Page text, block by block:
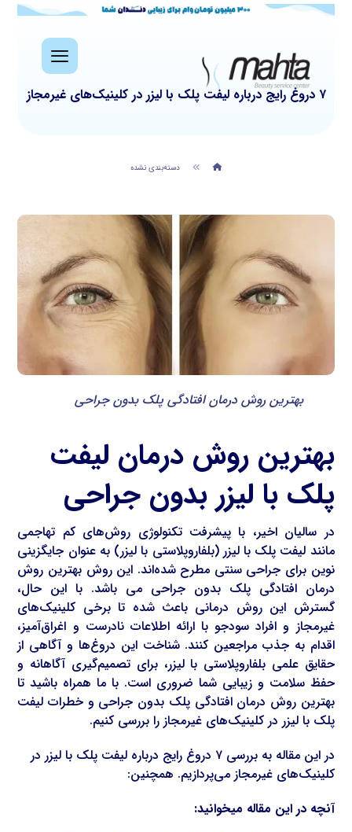
۷ دروغ رایج درباره لیفت پلک با لیزر در کلینیک‌های غیرمجاز
دسته‌بندی نشده
بهترین روش درمان افتادگی پلک بدون جراحی
بهترین روش درمان لیفت
پلک با لیزر بدون جراحی
در سالیان اخیر، با پیشرفت تکنولوژی روش‌های کم تهاجمی
مانند لیفت پلک با لیزر (بلفاروپلاستی با لیزر) به عنوان جایگزینی
نوین برای جراحی سنتی مطرح شده‌اند. این روش بهترین روش
درمان افتادگی پلک بدون جراحی می باشد. با این حال،
گسترش این روش درمانی باعث شده تا برخی کلینیک‌های
غیرمجاز و افراد سودجو با ارائه اطلاعات نادرست و اغراق‌آمیز،
اقدام به جذب مراجعین کنند. شناخت این دروغ‌ها و آگاهی از
حقایق علمی بلفاروپلاستی با لیزر، برای تصمیم‌گیری آگاهانه و
حفظ سلامت و زیبایی شما ضروری است. با ما همراه باشید تا
بهترین روش درمان افتادگی پلک بدون جراحی و خطرات لیفت
پلک با لیزر در کلینیک‌های غیرمجاز را بررسی کنیم.
در این مقاله به بررسی ۷ دروغ رایج درباره لیفت پلک با لیزر در
کلینیک‌های غیرمجاز می‌پردازیم. همچنین:
آنچه در این مقاله میخوانید: